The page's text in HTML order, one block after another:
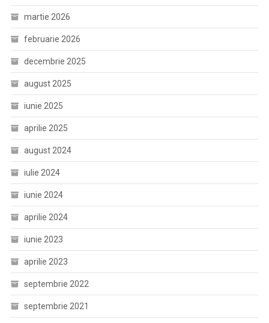
martie 2026
februarie 2026
decembrie 2025
august 2025
iunie 2025
aprilie 2025
august 2024
iulie 2024
iunie 2024
aprilie 2024
iunie 2023
aprilie 2023
septembrie 2022
septembrie 2021